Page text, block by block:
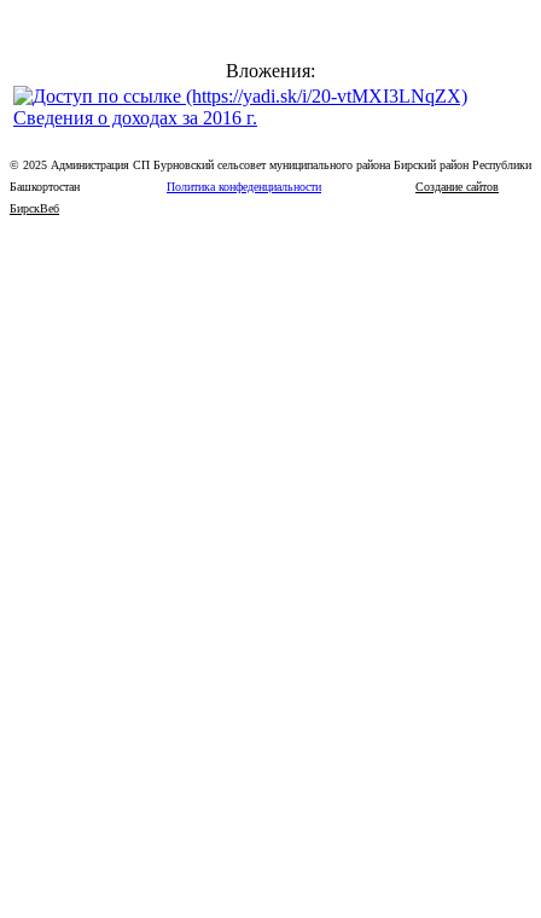
Вложения:
Сведения о доходах за 2016 г.
© 2025 Администрация СП Бурновский сельсовет муниципального района Бирский район Республики
Башкортостан Политика конфеденциальности
Создание сайтов
БирскВеб